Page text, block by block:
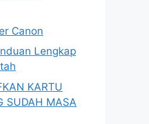
Canon
Lengkap
KARTU
SUDAH MASA